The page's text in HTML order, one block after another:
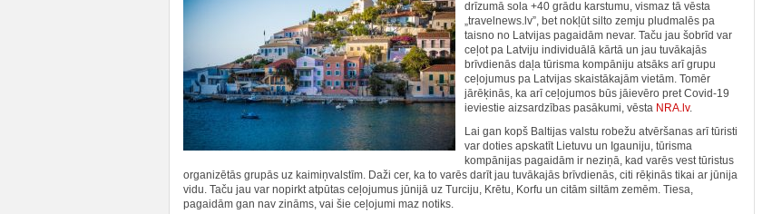
drīzumā sola +40 grādu karstumu, vismaz tā vēsta
„travelnews.lv”, bet nokļūt silto zemju pludmalēs pa
taisno no Latvijas pagaidām nevar. Taču jau šobrīd var
ceļot pa Latviju individuālā kārtā un jau tuvākajās
brīvdienās daļa tūrisma kompāniju atsāks arī grupu
ceļojumus pa Latvijas skaistākajām vietām. Tomēr
jārēķinās, ka arī ceļojumos būs jāievēro pret Covid-19
ieviestie aizsardzības pasākumi, vēsta NRA.lv.
Lai gan kopš Baltijas valstu robežu atvēršanas arī tūristi
var doties apskatīt Lietuvu un Igauniju, tūrisma
kompānijas pagaidām ir neziņā, kad varēs vest tūristus
organizētās grupās uz kaimiņvalstīm. Daži cer, ka to varēs darīt jau tuvākajās brīvdienās, citi rēķinās tikai ar jūnija
vidu. Taču jau var nopirkt atpūtas ceļojumus jūnijā uz Turciju, Krētu, Korfu un citām siltām zemēm. Tiesa,
pagaidām gan nav zināms, vai šie ceļojumi maz notiks.